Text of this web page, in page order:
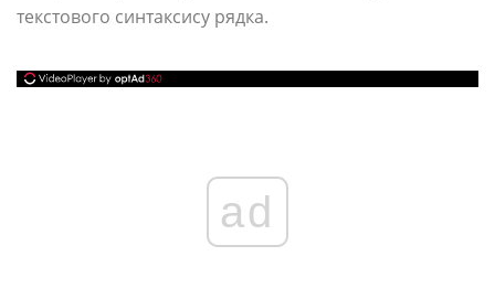
текстового синтаксису рядка.
ad